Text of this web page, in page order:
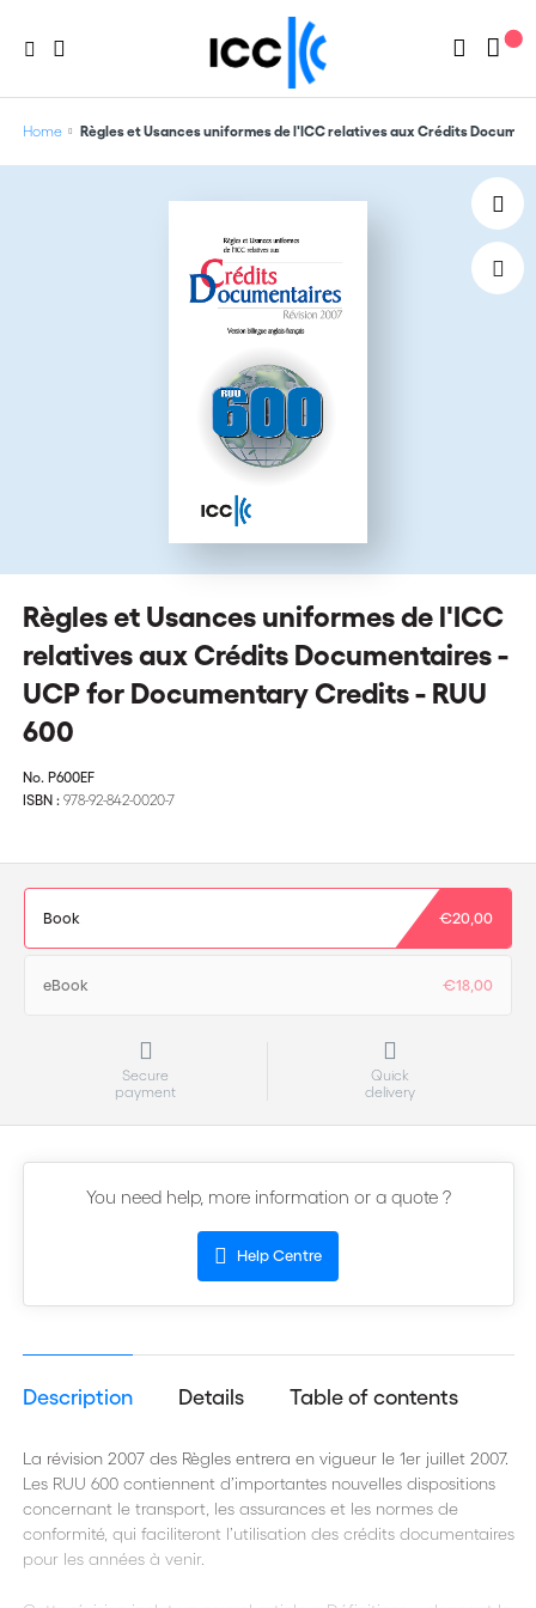
Home Règles et Usances uniformes de l'ICC relatives aux Crédits
Règles et Usances uniformes de l'ICC
relatives aux Crédits Documentaires -
UCP for Documentary Credits - RUU
600
No. P600EF
ISBN : 978-92-842-0020-7
Book €20,00
eBook €18,00
Secure
payment
Quick
delivery
You need help, more information or a quote ?
Help Centre
Description Details Table of contents
La révision 2007 des Règles entrera en vigueur le 1er juillet 2007.
Les RUU 600 contiennent d’importantes nouvelles dispositions
concernant le transport, les assurances et les normes de
conformité, qui faciliteront l’utilisation des crédits documentaires
pour les années à venir.